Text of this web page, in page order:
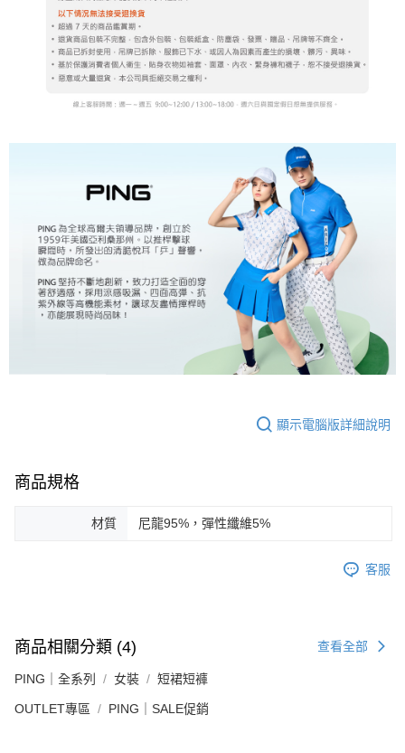
顯示電腦版詳細說明
商品規格
材質 尼龍95%，彈性纖維5%
客服
商品相關分類 (4) 查看全部
PING｜全系列 女裝 短裙短褲
OUTLET專區 PING｜SALE促銷